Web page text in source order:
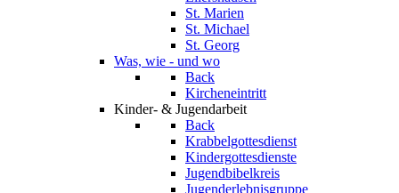
St. Marien
St. Michael
St. Georg
Was, wie - und wo
Back
Kircheneintritt
Kinder- & Jugendarbeit
Back
Krabbelgottesdienst
Kindergottesdienste
Jugendbibelkreis
Jugenderlebnisgruppe